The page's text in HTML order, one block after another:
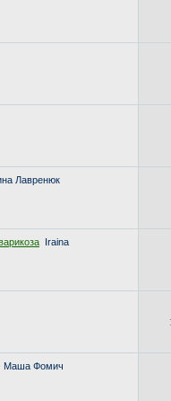
Лавренюк
Iraina
Маша Фомич